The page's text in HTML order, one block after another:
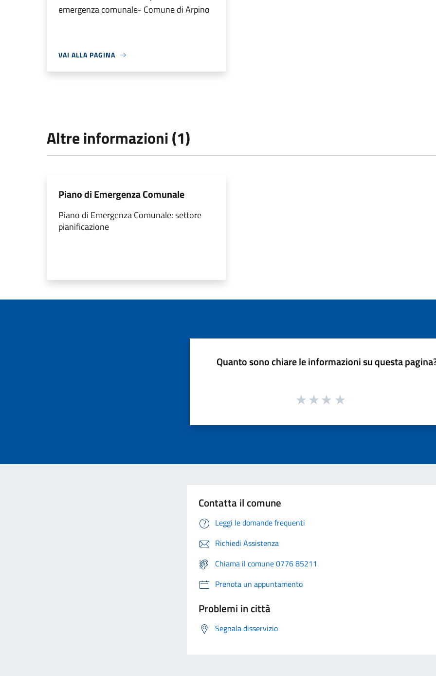
emergenza comunale- Comune di Arpino
VAI ALLA PAGINA
Altre informazioni (1)
Piano di Emergenza Comunale
Piano di Emergenza Comunale: settore
pianificazione
Quanto sono chiare le informazioni su questa
Contatta il comune
Leggi le domande frequenti
Richiedi Assistenza
Chiama il comune 0776 85211
Prenota un appuntamento
Problemi in città
Segnala disservizio